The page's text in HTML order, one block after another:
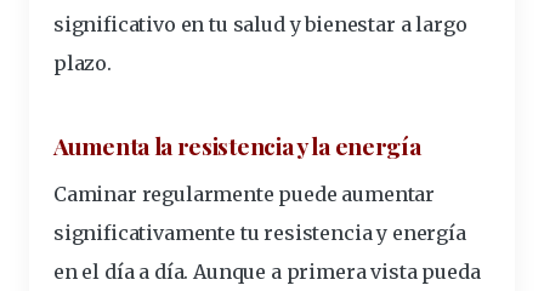
significativo en tu salud y bienestar a largo
plazo.
Aumenta la resistencia y la energía
Caminar regularmente puede aumentar
significativamente tu resistencia y energía
en el día a día. Aunque a primera vista pueda